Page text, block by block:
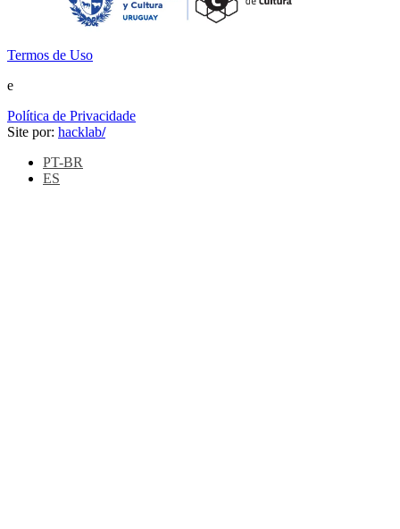
Termos de Uso
e
Política de Privacidade
Site por: hacklab/
PT-BR
ES